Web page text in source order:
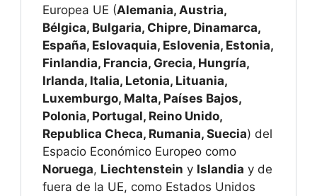
Europea UE (Alemania, Austria,
Bélgica, Bulgaria, Chipre, Dinamarca,
España, Eslovaquia, Eslovenia, Estonia,
Finlandia, Francia, Grecia, Hungría,
Irlanda, Italia, Letonia, Lituania,
Luxemburgo, Malta, Países Bajos,
Polonia, Portugal, Reino Unido,
Republica Checa, Rumania, Suecia) del
Espacio Económico Europeo como
Noruega, Liechtenstein y Islandia y de
fuera de la UE, como Estados Unidos